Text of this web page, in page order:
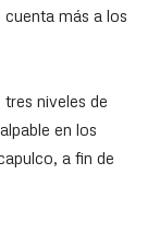
más a los
niveles de
en los
a fin de